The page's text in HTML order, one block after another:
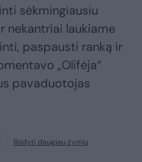
sėkmingiausiu
nekantriai laukiame
paspausti ranką ir
„Olifėja“
pavaduotojas
Rodyti daugiau žymių